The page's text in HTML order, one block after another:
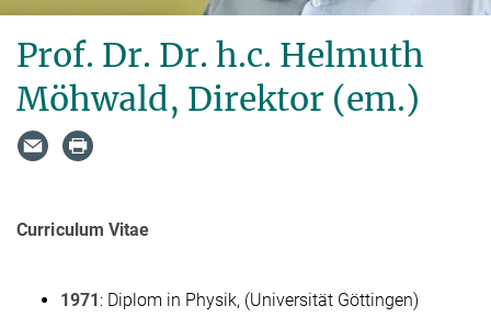
Prof. Dr. Dr. h.c. Helmuth
Möhwald, Direktor (em.)
Curriculum Vitae
1971: Diplom in Physik, (Universität Göttingen)